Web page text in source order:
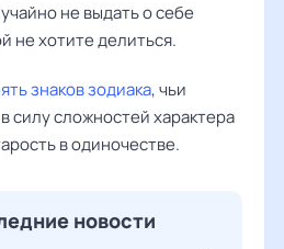
не выдать о себе
не хотите делиться.
знаков зодиака, чьи
силу сложностей характера
в одиночестве.
новости